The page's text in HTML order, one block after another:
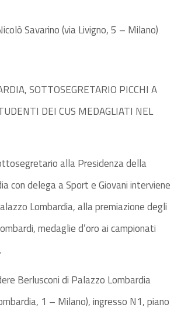
Savarino (via Livigno, 5 – Milano)
SOTTOSEGRETARIO PICCHI A
DEI CUS MEDAGLIATI NEL
alla Presidenza della
con delega a Sport e Giovani interviene
Lombardia, alla premiazione degli
medaglie d’oro ai campionati
Berlusconi di Palazzo Lombardia
1 – Milano), ingresso N1, piano